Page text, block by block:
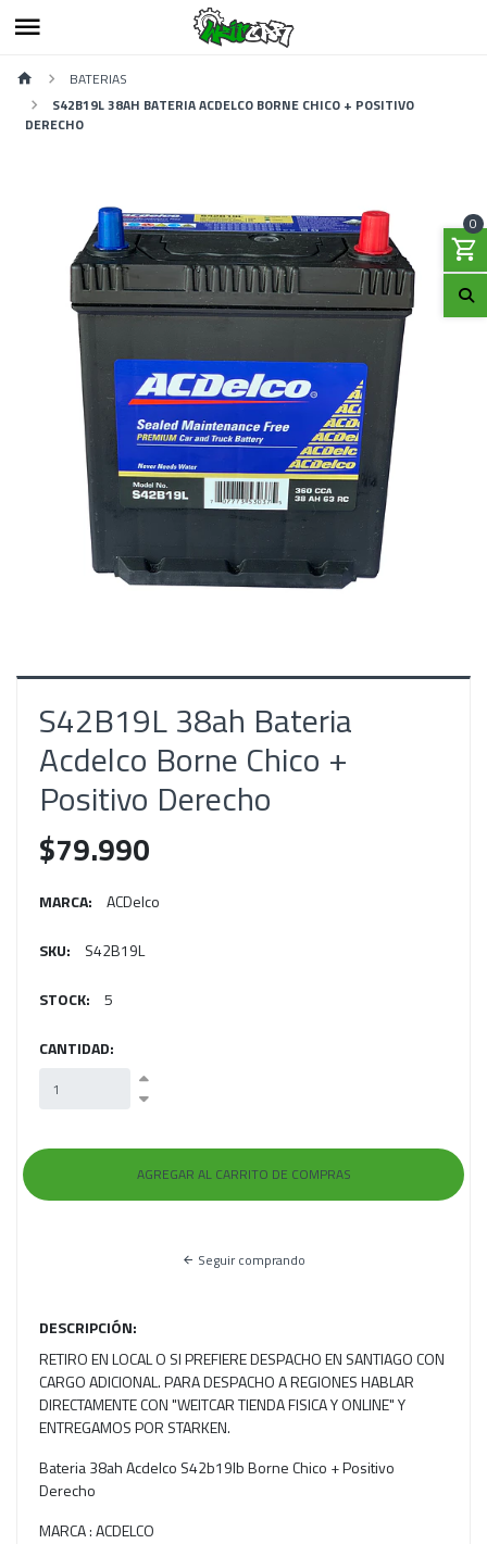
0
BATERIAS
S42B19L 38AH BATERIA ACDELCO BORNE CHICO + POSITIVO
DERECHO
S42B19L 38ah Bateria
Acdelco Borne Chico +
Positivo Derecho
$79.990
MARCA: ACDelco
SKU: S42B19L
STOCK: 5
CANTIDAD:
Seguir comprando
DESCRIPCIÓN:
RETIRO EN LOCAL O SI PREFIERE DESPACHO EN SANTIAGO CON
CARGO ADICIONAL. PARA DESPACHO A REGIONES HABLAR
DIRECTAMENTE CON "WEITCAR TIENDA FISICA Y ONLINE" Y
ENTREGAMOS POR STARKEN.
Bateria 38ah Acdelco S42b19lb Borne Chico + Positivo
Derecho
MARCA : ACDELCO